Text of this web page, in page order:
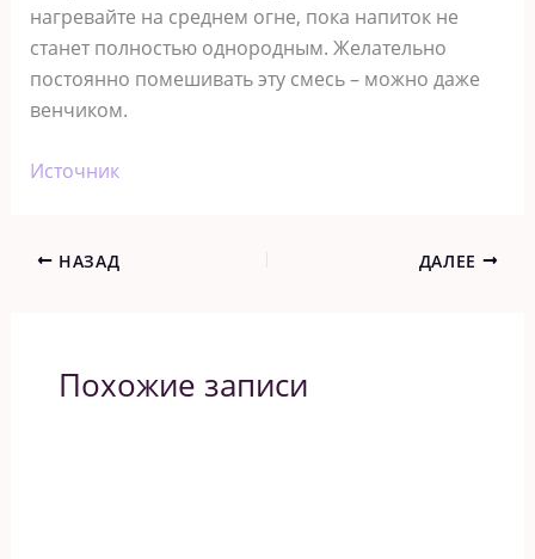
нагревайте на среднем огне, пока напиток не
станет полностью однородным. Желательно
постоянно помешивать эту смесь – можно даже
венчиком.
Источник
НАЗАД ДАЛЕЕ
Похожие записи